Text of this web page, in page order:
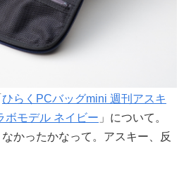
ひらくPCバッグmini 週刊アスキ
ボモデル ネイビー 」について。
かったかなって。アスキー、反